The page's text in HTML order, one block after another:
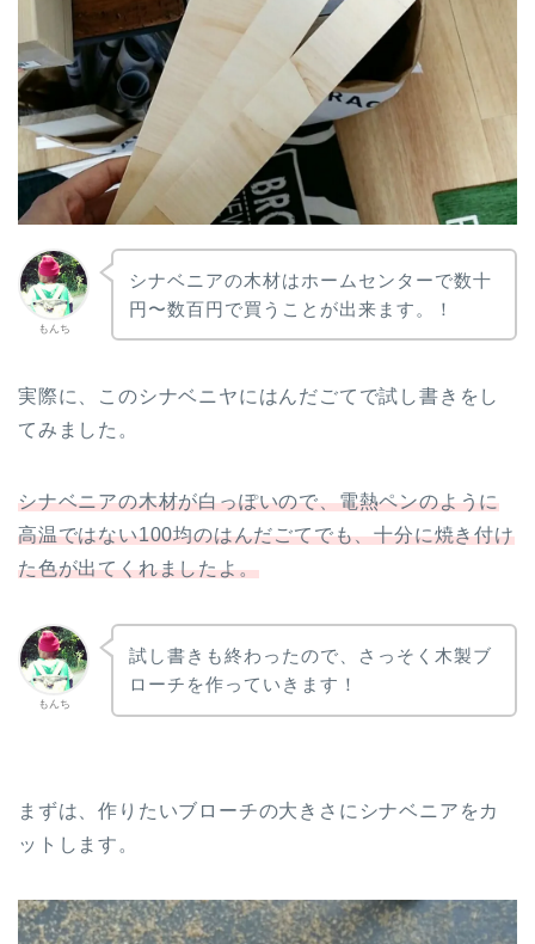
もんち
シナベニアの木材はホームセンターで数十
円〜数百円で買うことが出来ます。！
実際に、このシナベニヤにはんだごてで試し書きをし
てみました。
シナベニアの木材が白っぽいので、電熱ペンのように
高温ではない100均のはんだごてでも、十分に焼き付け
た色が出てくれましたよ。
もんち
試し書きも終わったので、さっそく木製ブ
ローチを作っていきます！
まずは、作りたいブローチの大きさにシナベニアをカ
ットします。